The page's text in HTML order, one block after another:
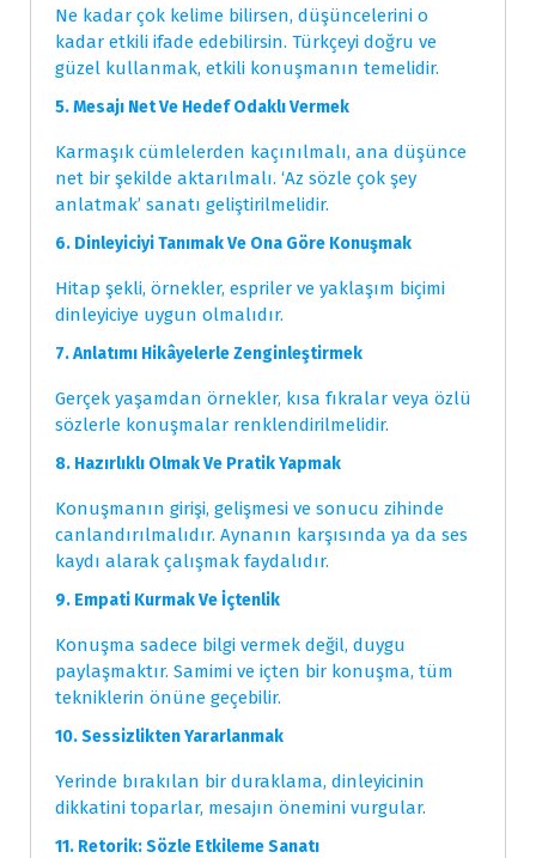
Ne kadar çok kelime bilirsen, düşüncelerini o
kadar etkili ifade edebilirsin. Türkçeyi doğru ve
güzel kullanmak, etkili konuşmanın temelidir.
5. Mesajı Net Ve Hedef Odaklı Vermek
Karmaşık cümlelerden kaçınılmalı, ana düşünce
net bir şekilde aktarılmalı. ‘Az sözle çok şey
anlatmak’ sanatı geliştirilmelidir.
6. Dinleyiciyi Tanımak Ve Ona Göre Konuşmak
Hitap şekli, örnekler, espriler ve yaklaşım biçimi
dinleyiciye uygun olmalıdır.
7. Anlatımı Hikâyelerle Zenginleştirmek
Gerçek yaşamdan örnekler, kısa fıkralar veya özlü
sözlerle konuşmalar renklendirilmelidir.
8. Hazırlıklı Olmak Ve Pratik Yapmak
Konuşmanın girişi, gelişmesi ve sonucu zihinde
canlandırılmalıdır. Aynanın karşısında ya da ses
kaydı alarak çalışmak faydalıdır.
9. Empati Kurmak Ve İçtenlik
Konuşma sadece bilgi vermek değil, duygu
paylaşmaktır. Samimi ve içten bir konuşma, tüm
tekniklerin önüne geçebilir.
10. Sessizlikten Yararlanmak
Yerinde bırakılan bir duraklama, dinleyicinin
dikkatini toparlar, mesajın önemini vurgular.
11. Retorik: Sözle Etkileme Sanatı